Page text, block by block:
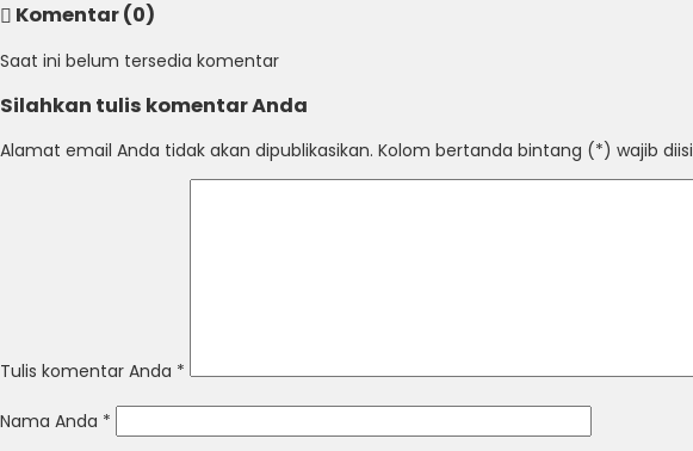
Komentar (0)
Saat ini belum tersedia komentar
Silahkan tulis komentar Anda
Alamat email Anda tidak akan dipublikasikan. Kolom bertanda bintang (*) wajib diisi
Tulis komentar Anda *
Nama Anda *